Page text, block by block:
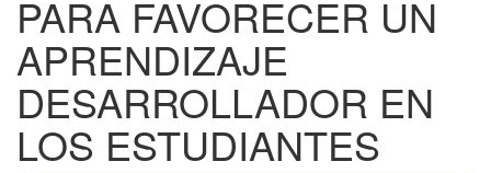
PARA FAVORECER UN
APRENDIZAJE
DESARROLLADOR EN
LOS ESTUDIANTES